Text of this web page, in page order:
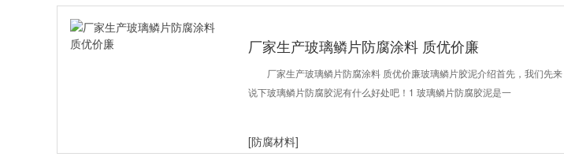
厂家生产玻璃鳞片防腐涂料 质优价廉
厂家生产玻璃鳞片防腐涂料 质优价廉玻璃鳞片胶泥介绍首先，我们先来
说下玻璃鳞片防腐胶泥有什么好处吧！1 玻璃鳞片防腐胶泥是一
[防腐材料]